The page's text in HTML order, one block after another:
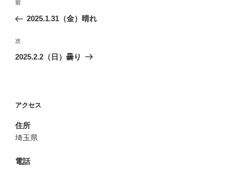
ナ
ビ
ゲ
ン
前
の
稿
前
2025.1.31（金）晴れ
次
の
次
2025.2.2（日）曇り
アクセス
住所
埼玉県
電話